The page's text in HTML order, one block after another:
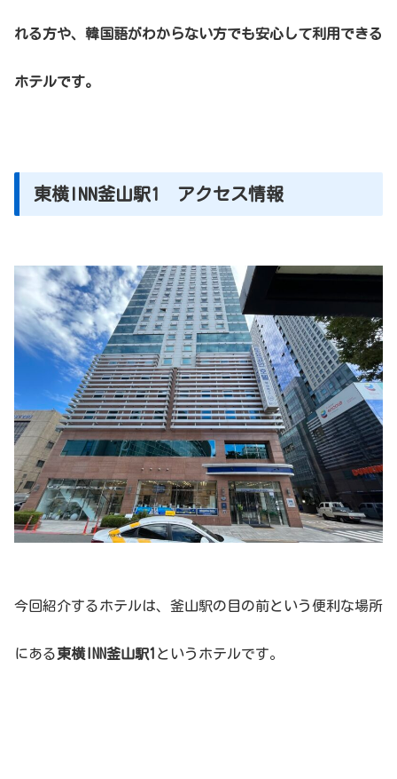
れる方や、韓国語がわからない方でも安心して利用できる
ホテルです。
東横INN釜山駅1 アクセス情報
今回紹介するホテルは、釜山駅の目の前という便利な場所
にある東横INN釜山駅1 というホテルです。